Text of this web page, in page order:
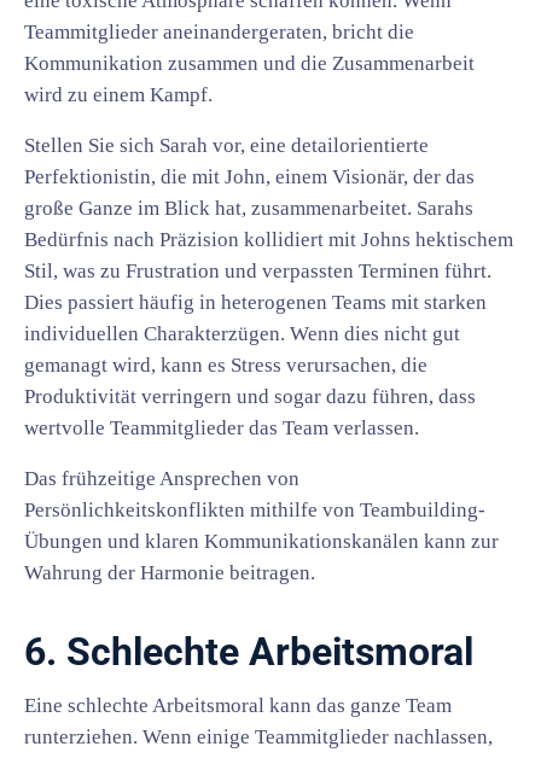
Teammitglieder aneinandergeraten, bricht die
Kommunikation zusammen und die Zusammenarbeit
wird zu einem Kampf.
Stellen Sie sich Sarah vor, eine detailorientierte
Perfektionistin, die mit John, einem Visionär, der das
große Ganze im Blick hat, zusammenarbeitet. Sarahs
Bedürfnis nach Präzision kollidiert mit Johns hektischem
Stil, was zu Frustration und verpassten Terminen führt.
Dies passiert häufig in heterogenen Teams mit starken
individuellen Charakterzügen. Wenn dies nicht gut
gemanagt wird, kann es Stress verursachen, die
Produktivität verringern und sogar dazu führen, dass
wertvolle Teammitglieder das Team verlassen.
Das frühzeitige Ansprechen von
Persönlichkeitskonflikten mithilfe von Teambuilding-
Übungen und klaren Kommunikationskanälen kann zur
Wahrung der Harmonie beitragen.
6. Schlechte Arbeitsmoral
Eine schlechte Arbeitsmoral kann das ganze Team
runterziehen. Wenn einige Teammitglieder nachlassen,